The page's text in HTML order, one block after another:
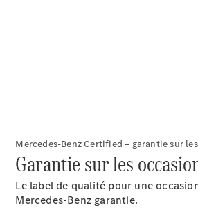
Réparation
Service &
garanties
Rappel de
véhicules
Mercedes-Benz Certified – garantie sur
Garantie sur les
Le label de qualité pour une
Mercedes-Benz garantie.